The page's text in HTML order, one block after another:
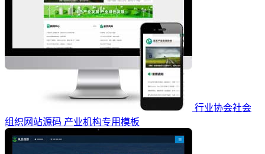
行业协会社会
组织网站源码 产业机构专用模板